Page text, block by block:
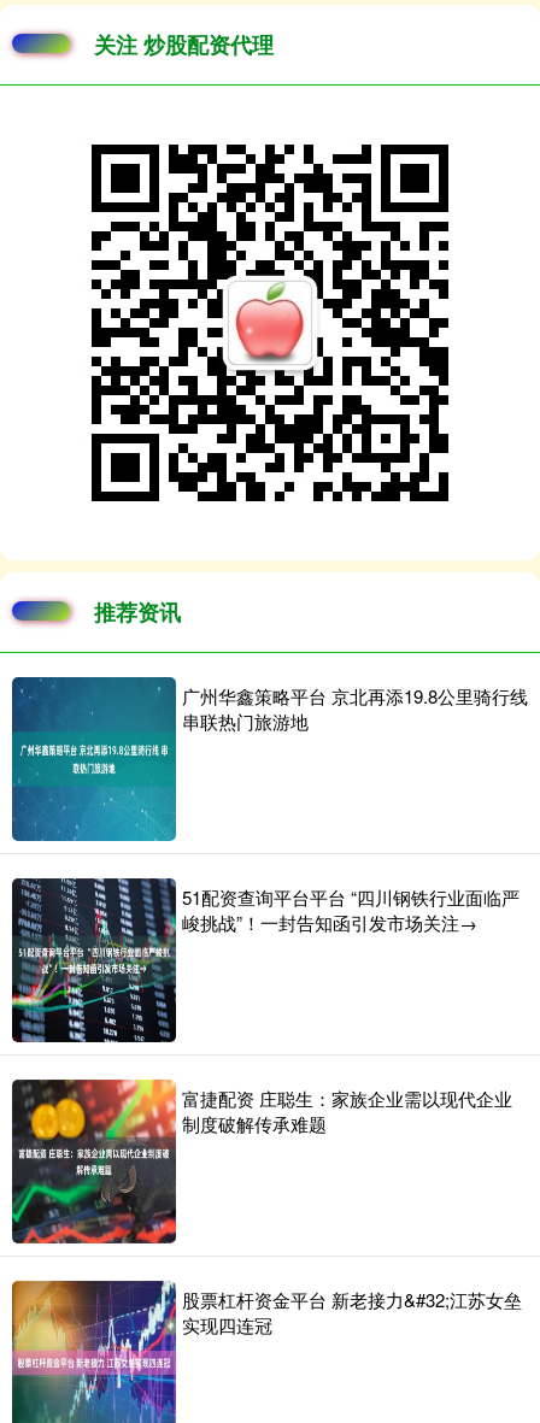
关注 炒股配资代理
推荐资讯
广州华鑫策略平台 京北再添19.8公里骑行线
串联热门旅游地
51配资查询平台平台 “四川钢铁行业面临严
峻挑战”！一封告知函引发市场关注→
富捷配资 庄聪生：家族企业需以现代企业
制度破解传承难题
股票杠杆资金平台 新老接力&#32;江苏女垒
实现四连冠